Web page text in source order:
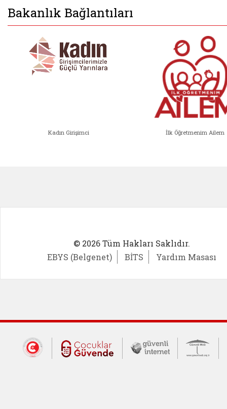
Bakanlık Bağlantıları
Kadın Girişimci İlk Öğretmenim Ailem
© 2026 Tüm Hakları Saklıdır.
EBYS (Belgenet)
BİTS Yardım Masası
Dış Bağlantılar
Cumhurbaşkanlığı İletişim Merkezi
Çocuklar Güvende (yeni
Güvenli